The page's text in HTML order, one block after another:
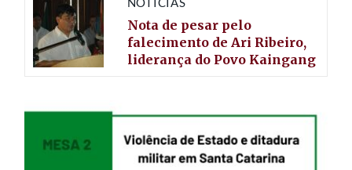
Nota de pesar pelo
falecimento de Ari Ribeiro,
liderança do Povo Kaingang